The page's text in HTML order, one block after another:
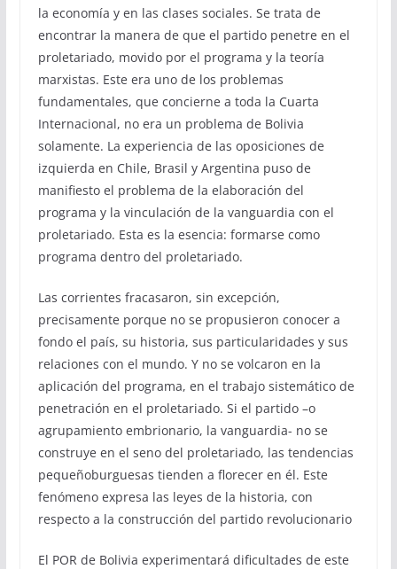
la economía y en las clases sociales. Se trata de
encontrar la manera de que el partido penetre en el
proletariado, movido por el programa y la teoría
marxistas. Este era uno de los problemas
fundamentales, que concierne a toda la Cuarta
Internacional, no era un problema de Bolivia
solamente. La experiencia de las oposiciones de
izquierda en Chile, Brasil y Argentina puso de
manifiesto el problema de la elaboración del
programa y la vinculación de la vanguardia con el
proletariado. Esta es la esencia: formarse como
programa dentro del proletariado.
Las corrientes fracasaron, sin excepción,
precisamente porque no se propusieron conocer a
fondo el país, su historia, sus particularidades y sus
relaciones con el mundo. Y no se volcaron en la
aplicación del programa, en el trabajo sistemático de
penetración en el proletariado. Si el partido –o
agrupamiento embrionario, la vanguardia- no se
construye en el seno del proletariado, las tendencias
pequeñoburguesas tienden a florecer en él. Este
fenómeno expresa las leyes de la historia, con
respecto a la construcción del partido revolucionario
El POR de Bolivia experimentará dificultades de este